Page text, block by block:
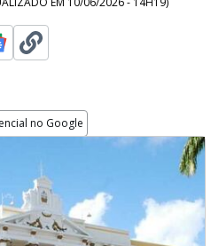
no Google